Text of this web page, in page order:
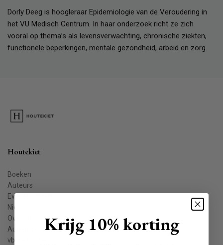
Dorly Deeg is hoogleraar Epidemiologie van de Veroudering in
het VU Medisch Centrum. In haar onderzoek richt ze zich
vooral op thema’s als levensverwachting, chronische ziekten,
functionele beperkingen, mentale gezondheid, arbeid en zorg.
Houtekiet
Boeken
Auteurs
Evenementen
Nieuws
Over ons
Auteur worden
vbkbelgie.be
Krijg 10% korting